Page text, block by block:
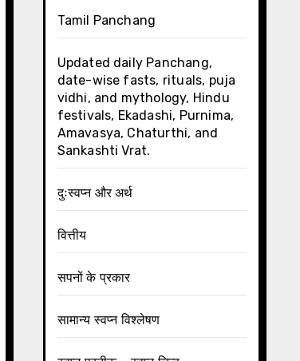
Tamil Panchang
Updated daily Panchang,
date-wise fasts, rituals, puja
vidhi, and mythology, Hindu
festivals, Ekadashi, Purnima,
Amavasya, Chaturthi, and
Sankashti Vrat.
दुःस्वप्न और अर्थ
वित्तीय
सपनों के प्रकार
सामान्य स्वप्न विश्लेषण